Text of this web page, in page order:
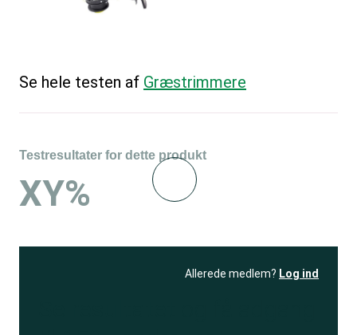
Se hele testen af Græstrimmere
Testresultater for dette produkt
XY%
Allerede medlem? Log ind